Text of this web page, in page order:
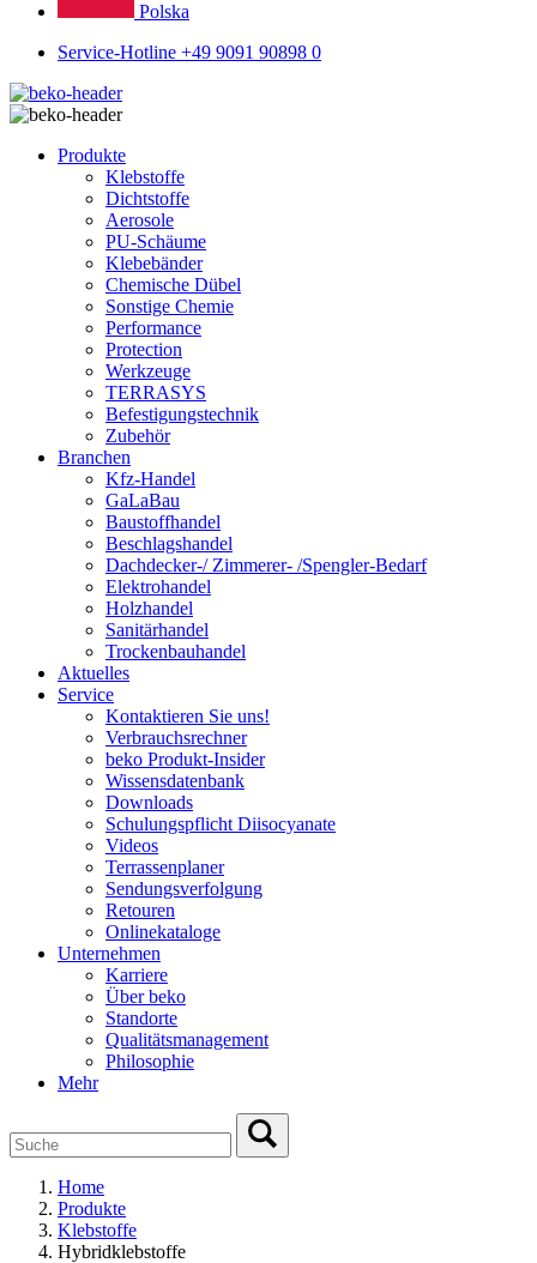
Polska
Service-Hotline +49 9091 90898 0
Produkte
Klebstoffe
Dichtstoffe
Aerosole
PU-Schäume
Klebebänder
Chemische Dübel
Sonstige Chemie
Performance
Protection
Werkzeuge
TERRASYS
Befestigungstechnik
Zubehör
Branchen
Kfz-Handel
GaLaBau
Baustoffhandel
Beschlagshandel
Dachdecker-/ Zimmerer- /Spengler-Bedarf
Elektrohandel
Holzhandel
Sanitärhandel
Trockenbauhandel
Aktuelles
Service
Kontaktieren Sie uns!
Verbrauchsrechner
beko Produkt-Insider
Wissensdatenbank
Downloads
Schulungspflicht Diisocyanate
Videos
Terrassenplaner
Sendungsverfolgung
Retouren
Onlinekataloge
Unternehmen
Karriere
Über beko
Standorte
Qualitätsmanagement
Philosophie
Mehr
Home
Produkte
Klebstoffe
Hybridklebstoffe